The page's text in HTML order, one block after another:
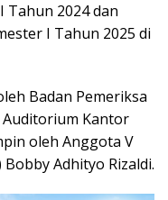
Tahun 2024 dan
I Tahun 2025 di
Badan Pemeriksa
Auditorium Kantor
oleh Anggota V
Adhityo Rizaldi.